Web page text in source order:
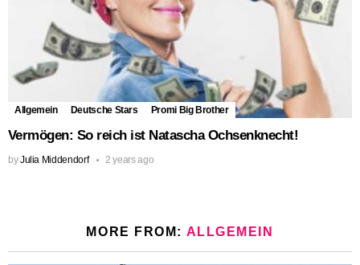
Allgemein Deutsche Stars Promi Big Brother
Vermögen: So reich ist Natascha Ochsenknecht!
byJulia Middendorf 2 years ago
MORE FROM: ALLGEMEIN